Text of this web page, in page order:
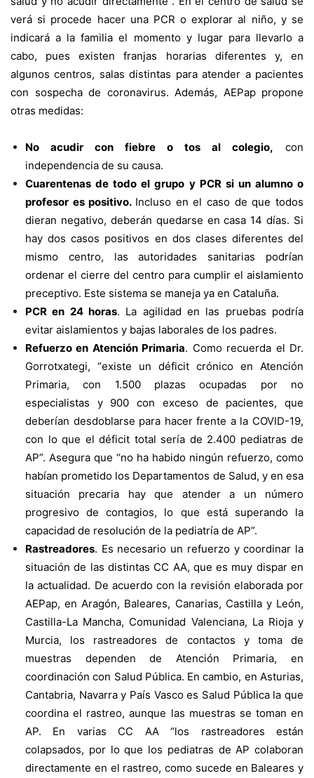
verá si procede hacer una PCR o explorar al niño, y se
indicará a la familia el momento y lugar para llevarlo a
cabo, pues existen franjas horarias diferentes y, en
algunos centros, salas distintas para atender a pacientes
con sospecha de coronavirus. Además, AEPap propone
otras medidas:
No acudir con fiebre o tos al colegio, con
independencia de su causa.
Cuarentenas de todo el grupo y PCR si un alumno o
profesor es positivo. Incluso en el caso de que todos
dieran negativo, deberán quedarse en casa 14 días. Si
hay dos casos positivos en dos clases diferentes del
mismo centro, las autoridades sanitarias podrían
ordenar el cierre del centro para cumplir el aislamiento
preceptivo. Este sistema se maneja ya en Cataluña.
PCR en 24 horas. La agilidad en las pruebas podría
evitar aislamientos y bajas laborales de los padres.
Refuerzo en Atención Primaria. Como recuerda el Dr.
Gorrotxategi, “existe un déficit crónico en Atención
Primaria, con 1.500 plazas ocupadas por no
especialistas y 900 con exceso de pacientes, que
deberían desdoblarse para hacer frente a la COVID-19,
con lo que el déficit total sería de 2.400 pediatras de
AP”. Asegura que “no ha habido ningún refuerzo, como
habían prometido los Departamentos de Salud, y en esa
situación precaria hay que atender a un número
progresivo de contagios, lo que está superando la
capacidad de resolución de la pediatría de AP”.
Rastreadores. Es necesario un refuerzo y coordinar la
situación de las distintas CC AA, que es muy dispar en
la actualidad. De acuerdo con la revisión elaborada por
AEPap, en Aragón, Baleares, Canarias, Castilla y León,
Castilla-La Mancha, Comunidad Valenciana, La Rioja y
Murcia, los rastreadores de contactos y toma de
muestras dependen de Atención Primaria, en
coordinación con Salud Pública. En cambio, en Asturias,
Cantabria, Navarra y País Vasco es Salud Pública la que
coordina el rastreo, aunque las muestras se toman en
AP. En varias CC AA “los rastreadores están
colapsados, por lo que los pediatras de AP colaboran
directamente en el rastreo, como sucede en Baleares y